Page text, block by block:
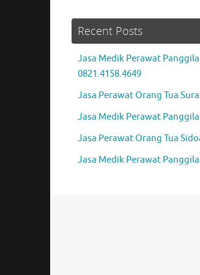
Recent Posts
Jasa Medik Perawat
0821.4158.4649
Jasa Perawat Orang Tua
Jasa Medik Perawat
Jasa Perawat Orang Tua
Jasa Medik Perawat